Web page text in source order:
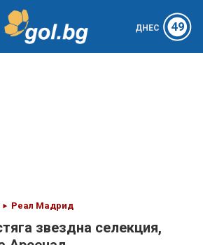
ДНЕС 49
Реал Мадрид
звездна селекция,